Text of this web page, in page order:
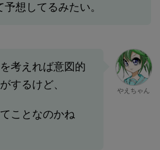
予想してるみたい。
考えれば意図的
するけど、
ことなのかね
やえちゃん